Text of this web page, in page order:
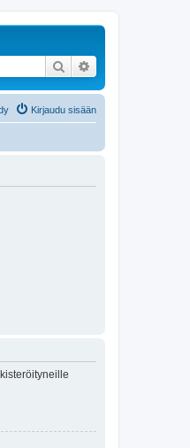
Etsi
Kirjaudu sisään